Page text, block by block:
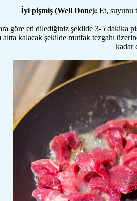
İyi pişmiş (Well Done): Et, suyunu
göre eti dilediğiniz şekilde 3-5 dakika
altta kalacak şekilde mutfak tezgahı
kadar